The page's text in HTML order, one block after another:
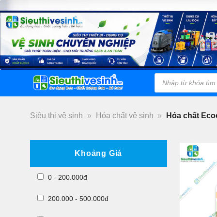
qua
nội
dung
Danh Mục
Sản Phẩm
Tìm
kiếm
phẩm
Siêu thị vệ sinh » Hóa chất vệ sinh » Hóa chất
Khoảng Giá
0 - 200.000đ
200.000 - 500.000đ